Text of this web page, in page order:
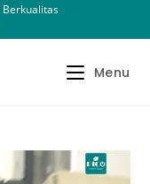
Berkualitas
Menu